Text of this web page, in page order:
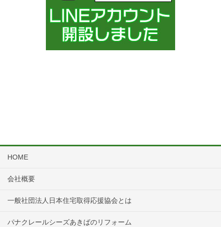
HOME
会社概要
一般社団法人日本住宅取得応援協会とは
パナクレールシーズあきばのリフォーム